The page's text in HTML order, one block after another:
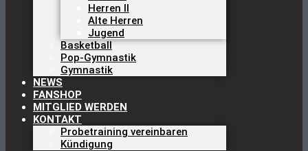
Herren II
Alte Herren
Jugend
Basketball
Pop-Gymnastik
Gymnastik
NEWS
FANSHOP
MITGLIED WERDEN
KONTAKT
Probetraining vereinbaren
Kündigung